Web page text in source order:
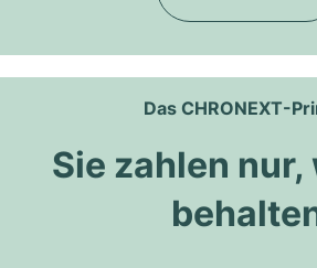
Das CHRONEXT-
Sie zahlen nur,